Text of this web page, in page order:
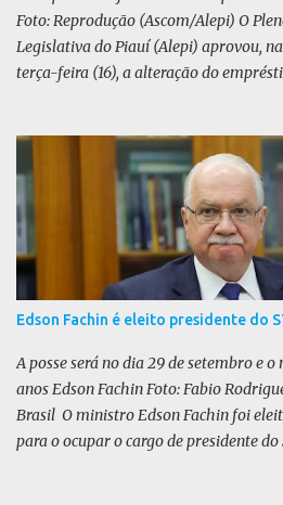
Foto: Reprodução (Ascom/Alepi) O
Legislativa do Piauí (Alepi) aprovou,
terça-feira (16), a alteração do
contrato, presente na lei 8.964/25, é de
com o Executivo, a mudança de
prazo. “A mudança se fundamenta em
aprofundadas conduzidas em conjunto
indicam que a contratação em iene
os aspectos econômico e financeiro.
dólares possa parecer inferior no curto
revela-se mais benéfica no longo
volatilidade cambial quanto pela
atrelada à TONA”, explica. O deputado
contra o projeto de l...
Edson Fachin é eleito presidente do
A posse será no dia 29 de setembro e
anos Edson Fachin Foto: Fabio
Brasil O ministro Edson Fachin foi
para o ocupar o cargo de presidente